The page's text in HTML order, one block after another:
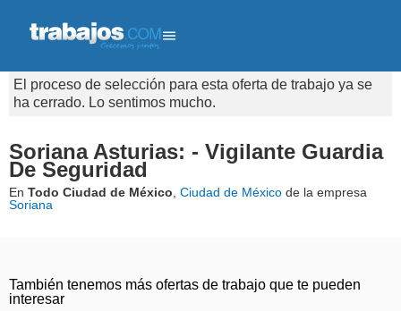
El proceso de selección para esta oferta de trabajo ya se
ha cerrado. Lo sentimos mucho.
Soriana Asturias: - Vigilante Guardia
De Seguridad
En Todo Ciudad de México Ciudad de México de la empresa
Soriana
También tenemos más ofertas de trabajo que te pueden
interesar